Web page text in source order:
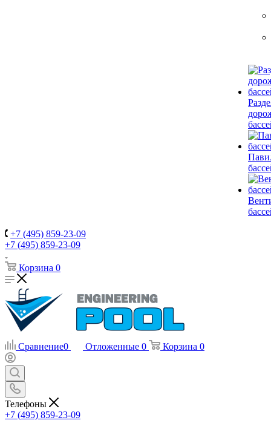
+7 (495) 859-23-09
+7 (495) 859-23-09
Корзина 0
Сравнение0 Отложенные 0 Корзина 0
Телефоны
+7 (495) 859-23-09